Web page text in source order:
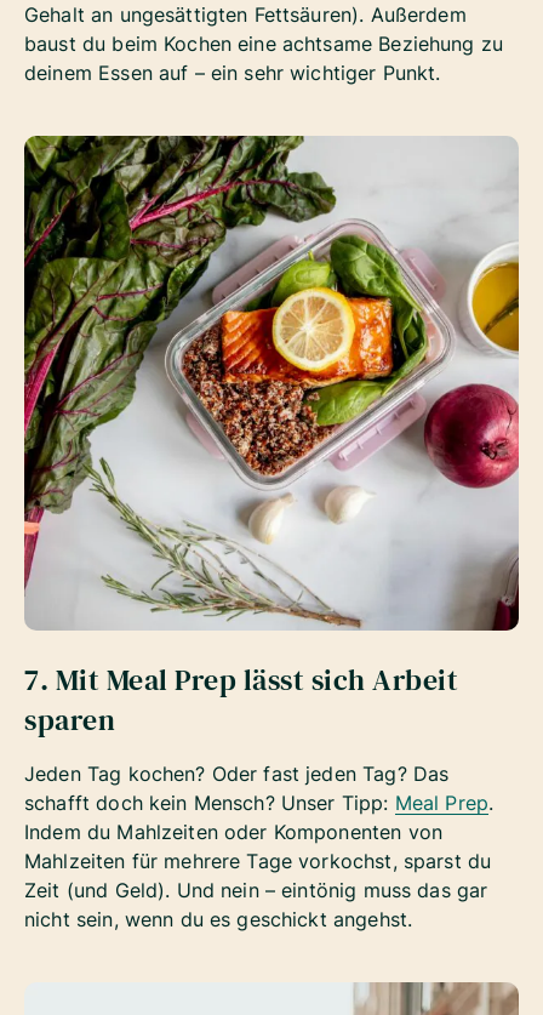
Gehalt an ungesättigten Fettsäuren). Außerdem
baust du beim Kochen eine achtsame Beziehung zu
deinem Essen auf – ein sehr wichtiger Punkt.
7. Mit Meal Prep lässt sich Arbeit
sparen
Jeden Tag kochen? Oder fast jeden Tag? Das
schafft doch kein Mensch? Unser Tipp: Meal Prep.
Indem du Mahlzeiten oder Komponenten von
Mahlzeiten für mehrere Tage vorkochst, sparst du
Zeit (und Geld). Und nein – eintönig muss das gar
nicht sein, wenn du es geschickt angehst.